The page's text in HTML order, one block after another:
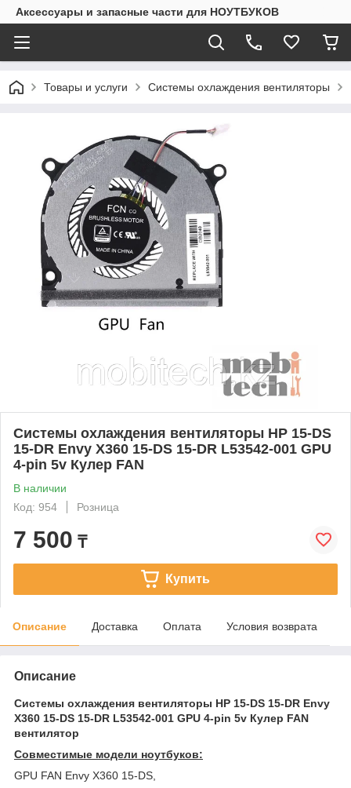
Аксессуары и запасные части для НОУТБУКОВ
Товары и услуги Системы охлаждения вентиляторы
Системы охлаждения вентиляторы HP 15-DS
15-DR Envy X360 15-DS 15-DR L53542-001 GPU
4-pin 5v Кулер FAN
В наличии
Код: 954
Розница
7 500 ₸
Купить
Описание Доставка Оплата Условия возврата
Описание
Системы охлаждения вентиляторы HP 15-DS 15-DR Envy
X360 15-DS 15-DR L53542-001 GPU 4-pin 5v Кулер FAN
вентилятор
Совместимые модели ноутбуков:
GPU FAN Envy X360 15-DS,